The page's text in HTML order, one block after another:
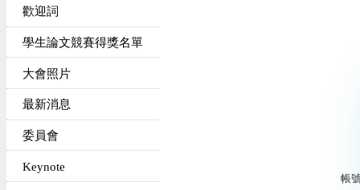
歡迎詞
學生論文競賽得獎名單
大會照片
最新消息
委員會
Keynote
帳